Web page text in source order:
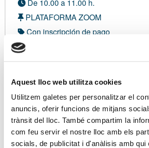
Aquest lloc web utilitza cookies
Utilitzem galetes per personalitzar el
anuncis, oferir funcions de mitjans
trànsit del lloc. També compartim la
com feu servir el nostre lloc amb els
socials, de publicitat i d'anàlisis amb qui
De 10.00 a 11.00 h.
PLATAFORMA ZOOM
Con inscripción de pago
Modalidad sense definir
No asociado: 0,00 €
Soy asociado/a
Ponentes